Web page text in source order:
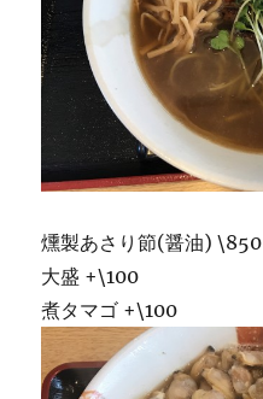
燻製あさり節(醤油) \850
大盛 +\100
煮タマゴ +\100